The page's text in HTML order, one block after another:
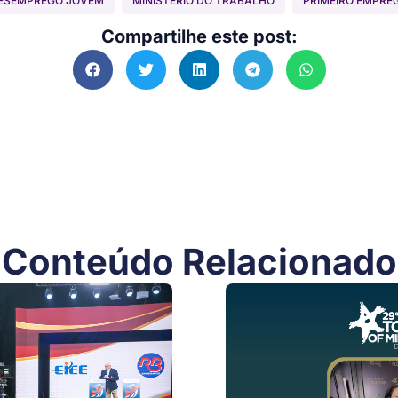
Compartilhe este post:
Conteúdo Relacionado